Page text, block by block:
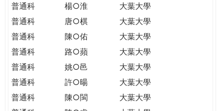
普通科
楊○淮
大葉大學
普通科
唐○棋
大葉大學
普通科
陳○佑
大葉大學
普通科
路○蘋
大葉大學
普通科
姚○邑
大葉大學
普通科
許○暘
大葉大學
普通科
陳○閩
大葉大學